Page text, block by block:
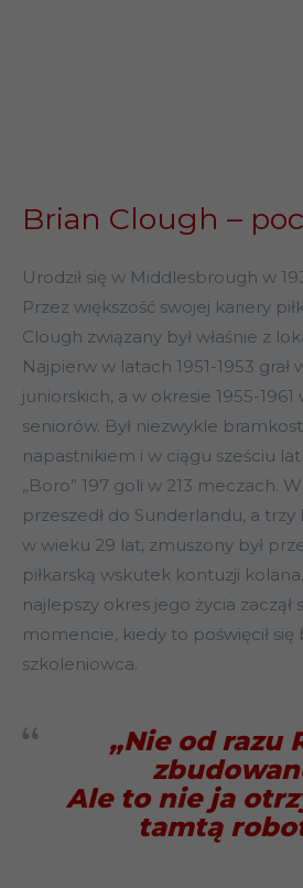
Brian Clough –
Urodził się w Middlesbrough w
Przez większość swojej kariery
Clough związany był właśnie z
Najpierw w latach 1951-1953 grał
juniorskich, a w okresie 1955-1961
seniorów. Był niezwykle
napastnikiem i w ciągu sześciu lat
„Boro” 197 goli w 213 meczach.
przeszedł do Sunderlandu, a trzy
w wieku 29 lat, zmuszony był
piłkarską wskutek kontuzji
najlepszy okres jego życia zaczął
momencie, kiedy to poświęcił się
szkoleniowca.
„Nie od razu
Ale to nie ja
tamtą